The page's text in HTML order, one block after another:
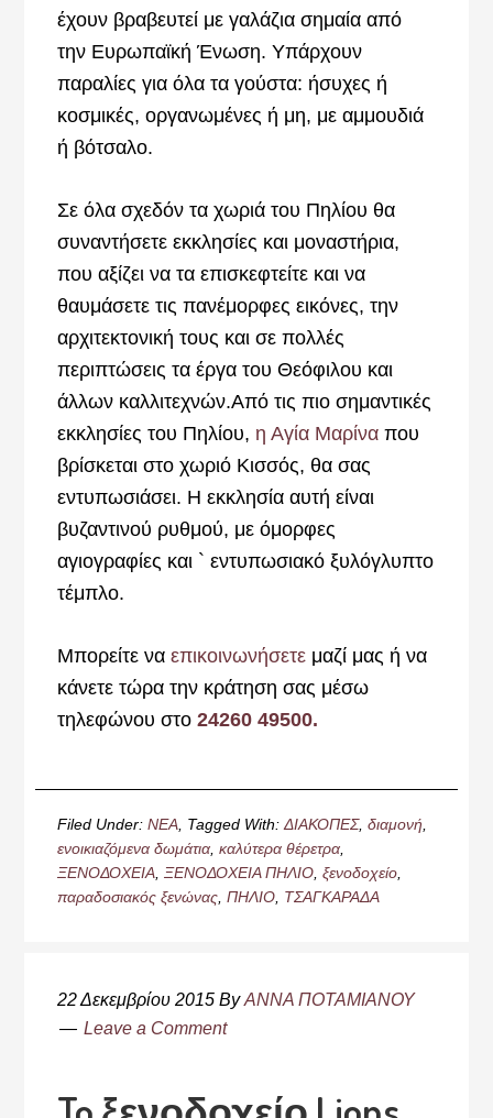
έχουν βραβευτεί με γαλάζια σημαία από
την Ευρωπαϊκή Ένωση. Υπάρχουν
παραλίες για όλα τα γούστα: ήσυχες ή
κοσμικές, οργανωμένες ή μη, με αμμουδιά
ή βότσαλο.
Σε όλα σχεδόν τα χωριά του Πηλίου θα
συναντήσετε εκκλησίες και μοναστήρια,
που αξίζει να τα επισκεφτείτε και να
θαυμάσετε τις πανέμορφες εικόνες, την
αρχιτεκτονική τους και σε πολλές
περιπτώσεις τα έργα του Θεόφιλου και
άλλων καλλιτεχνών.Από τις πιο σημαντικές
εκκλησίες του Πηλίου, η Αγία Μαρίνα που
βρίσκεται στο χωριό Κισσός, θα σας
εντυπωσιάσει. Η εκκλησία αυτή είναι
βυζαντινού ρυθμού, με όμορφες
αγιογραφίες και ` εντυπωσιακό ξυλόγλυπτο
τέμπλο.
Μπορείτε να επικοινωνήσετε μαζί μας ή να
κάνετε τώρα την κράτηση σας μέσω
τηλεφώνου στο 24260 49500.
Filed Under:ΝΕΑ Tagged With:ΔΙΑΚΟΠΕΣ,διαμονή
ενοικιαζόμενα δωμάτια ,καλύτερα θέρετρα
ΞΕΝΟΔΟΧΕΙΑ
ΞΕΝΟΔΟΧΕΙΑ ΠΗΛΙΟ ,ξενοδοχείο
παραδοσιακός ξενώνας ,ΠΗΛΙΟ ΤΣΑΓΚΑΡΑΔΑ
22 Δεκεμβρίου 2015 ByΑΝΝΑ ΠΟΤΑΜΙΑΝΟΥ
Leave a Comment